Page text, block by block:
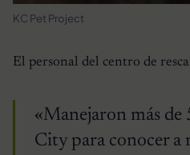
KC Pet Project
El personal del centro de
«Manejaron más de
City para conocer a